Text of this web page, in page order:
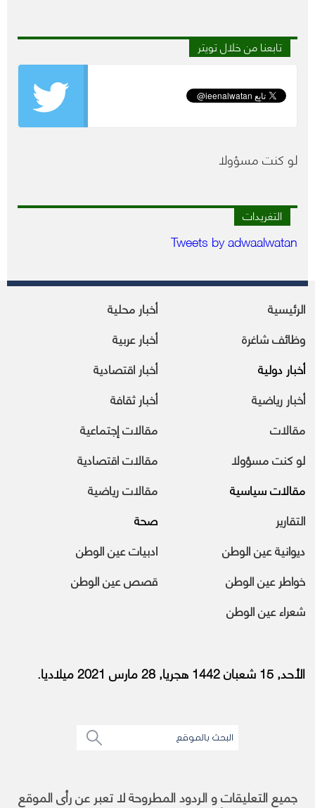
تابعنا من خلال تويتر
لو كنت مسؤولا
التغريدات
Tweets by adwaalwatan
الرئيسية
أخبار محلية
وظائف شاغرة
أخبار عربية
أخبار دولية
أخبار اقتصادية
أخبار رياضية
أخبار ثقافة
مقالات
مقالات إجتماعية
لو كنت مسؤولا
مقالات اقتصادية
مقالات سياسية
مقالات رياضية
التقارير
صحة
ديوانية عين الوطن
ادبيات عين الوطن
خواطر عين الوطن
قصص عين الوطن
شعراء عين الوطن
الأحد, 15 شعبان 1442 هجريا, 28 مارس 2021 ميلاديا.
جميع التعليقات و الردود المطروحة لا تعبر عن رأى الموقع